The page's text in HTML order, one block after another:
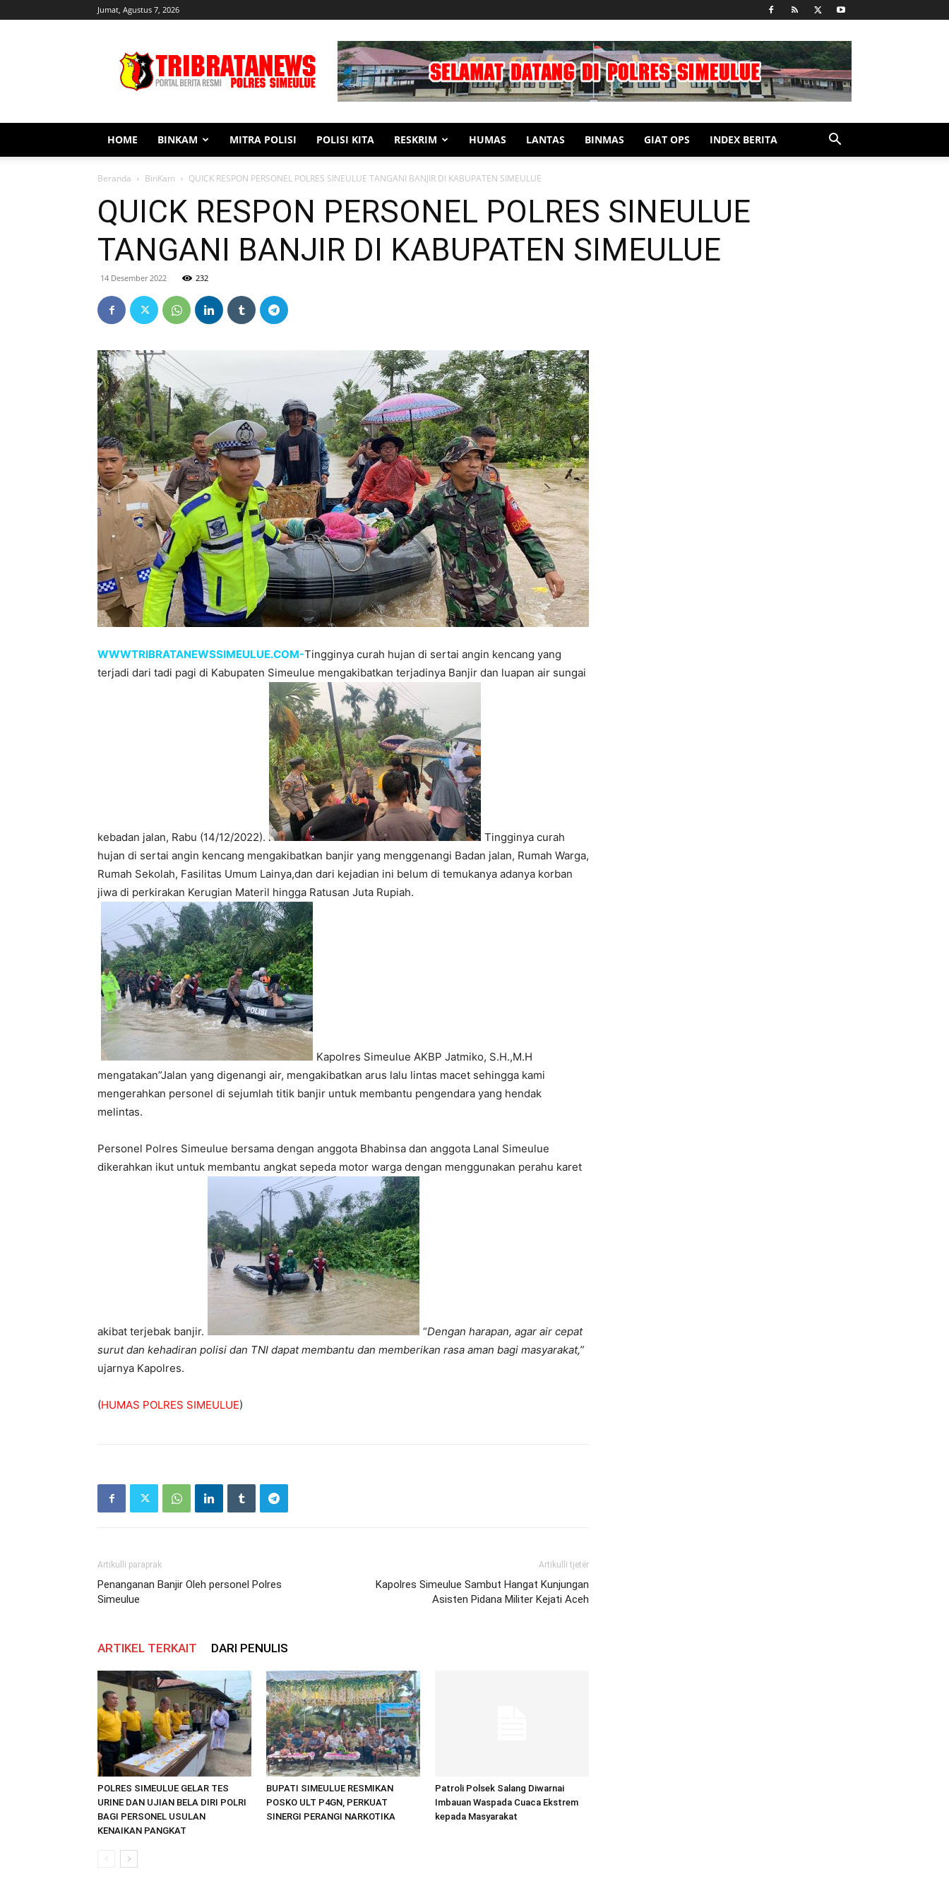
Jumat, Agustus 7, 2026
Simeulue
HOME BINKAM MITRA POLISI POLISI KITA RESKRIM HUMAS LANTAS BINMAS GIAT OPS INDEX BERITA
Beranda BinKam QUICK RESPON PERSONEL POLRES SINEULUE TANGANI BANJIR DI KABUPATEN SIMEULUE
QUICK RESPON PERSONEL POLRES SINEULUE
TANGANI BANJIR DI KABUPATEN SIMEULUE
14 Desember 2022 232
WWWTRIBRATANEWSSIMEULUE.COM-Tingginya curah hujan di sertai angin kencang yang
terjadi dari tadi pagi di Kabupaten Simeulue mengakibatkan terjadinya Banjir dan luapan air sungai
kebadan jalan, Rabu (14/12/2022).
Tingginya curah
hujan di sertai angin kencang mengakibatkan banjir yang menggenangi Badan jalan, Rumah Warga,
Rumah Sekolah, Fasilitas Umum Lainya,dan dari kejadian ini belum di temukanya adanya korban
jiwa di perkirakan Kerugian Materil hingga Ratusan Juta Rupiah.
Kapolres Simeulue AKBP Jatmiko, S.H.,M.H
mengatakan”Jalan yang digenangi air, mengakibatkan arus lalu lintas macet sehingga kami
mengerahkan personel di sejumlah titik banjir untuk membantu pengendara yang hendak
melintas.
Personel Polres Simeulue bersama dengan anggota Bhabinsa dan anggota Lanal Simeulue
dikerahkan ikut untuk membantu angkat sepeda motor warga dengan menggunakan perahu karet
akibat terjebak banjir. “Dengan harapan, agar air cepat
surut dan kehadiran polisi dan TNI dapat membantu dan memberikan rasa aman bagi masyarakat,”
ujarnya Kapolres.
(HUMAS POLRES SIMEULUE)
Artikulli paraprak
Penanganan Banjir Oleh personel Polres
Simeulue
Artikulli tjetër
Kapolres Simeulue Sambut Hangat Kunjungan
Asisten Pidana Militer Kejati Aceh
ARTIKEL TERKAIT DARI PENULIS
POLRES SIMEULUE GELAR TES
URINE DAN UJIAN BELA DIRI POLRI
BAGI PERSONEL USULAN
KENAIKAN PANGKAT
BUPATI SIMEULUE RESMIKAN
POSKO ULT P4GN, PERKUAT
SINERGI PERANGI NARKOTIKA
Patroli Polsek Salang Diwarnai
Imbauan Waspada Cuaca Ekstrem
kepada Masyarakat